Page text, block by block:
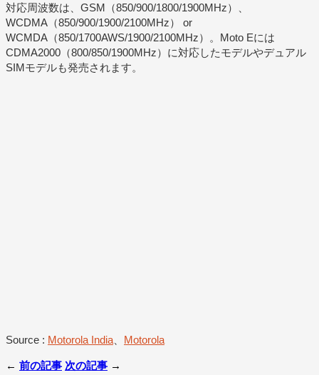
対応周波数は、GSM（850/900/1800/1900MHz）、
WCDMA（850/900/1900/2100MHz） or
WCMDA（850/1700AWS/1900/2100MHz）。Moto Eには
CDMA2000（800/850/1900MHz）に対応したモデルやデュアル
SIMモデルも発売されます。
Source : Motorola India Motorola
← 前の記事 次の記事 →